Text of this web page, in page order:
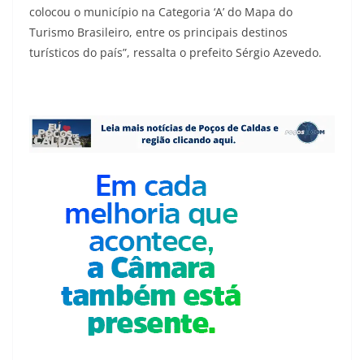
colocou o município na Categoria ‘A’ do Mapa do
Turismo Brasileiro, entre os principais destinos
turísticos do país”, ressalta o prefeito Sérgio Azevedo.